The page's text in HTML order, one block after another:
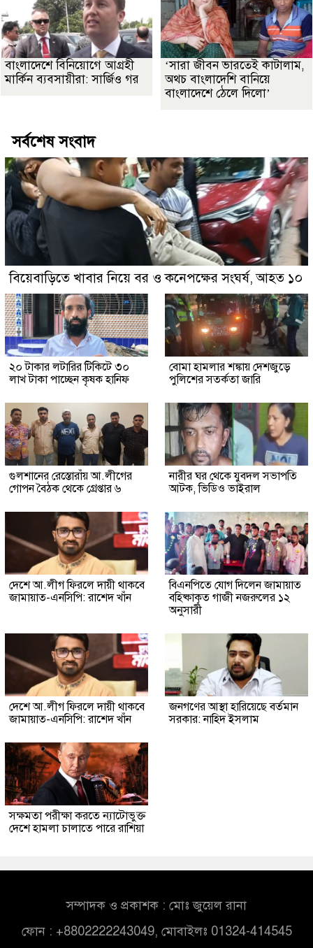
বাংলাদেশে বিনিয়োগে আগ্রহী
মার্কিন ব্যবসায়ীরা: সার্জিও গর
‘সারা জীবন ভারতেই কাটালাম,
অথচ বাংলাদেশি বানিয়ে
বাংলাদেশে ঠেলে দিলো’
সর্বশেষ সংবাদ
বিয়েবাড়িতে খাবার নিয়ে বর ও কনেপক্ষের সংঘর্ষ, আহত ১০
২০ টাকার লটারির টিকিটে ৩০
লাখ টাকা পাচ্ছেন কৃষক হানিফ
বোমা হামলার শঙ্কায় দেশজুড়ে
পুলিশের সতর্কতা জারি
গুলশানের রেস্তোরাঁয় আ.লীগের
গোপন বৈঠক থেকে গ্রেপ্তার ৬
নারীর ঘর থেকে যুবদল সভাপতি
আটক, ভিডিও ভাইরাল
দেশে আ.লীগ ফিরলে দায়ী থাকবে
জামায়াত-এনসিপি: রাশেদ খাঁন
বিএনপিতে যোগ দিলেন জামায়াত
বহিষ্কাকৃত গাজী নজরুলের ১২
অনুসারী
দেশে আ.লীগ ফিরলে দায়ী থাকবে
জামায়াত-এনসিপি: রাশেদ খাঁন
জনগণের আস্থা হারিয়েছে বর্তমান
সরকার: নাহিদ ইসলাম
সক্ষমতা পরীক্ষা করতে ন্যাটোভুক্ত
দেশে হামলা চালাতে পারে রাশিয়া
সম্পাদক ও প্রকাশক : মোঃ জুয়েল রানা
ফোন : +8802222243049, মোবাইলঃ 01324-414545